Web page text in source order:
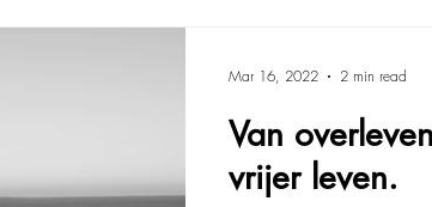
Van
vrijer leven.
Mar 16, 2022 2 min read